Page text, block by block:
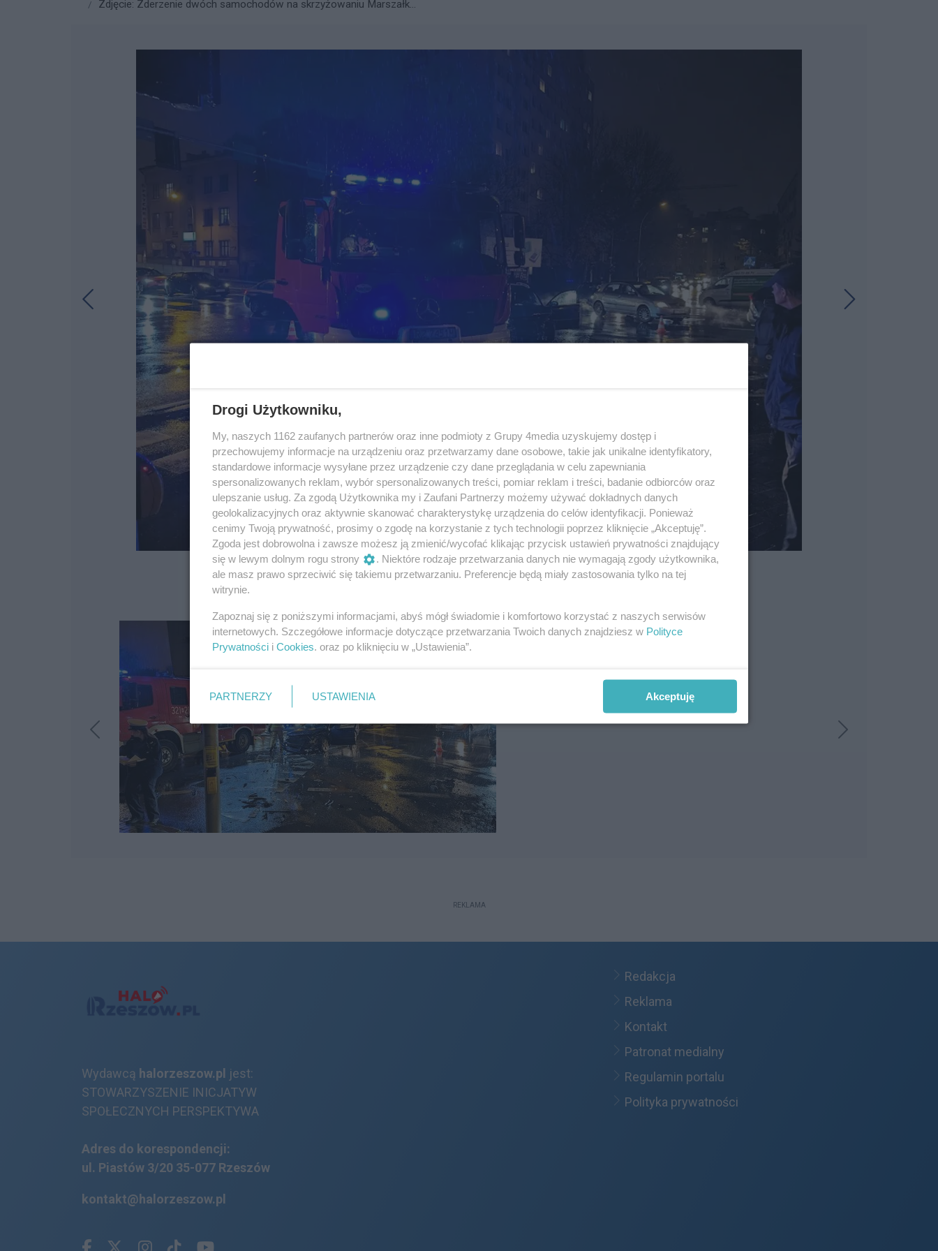
Zdjęcie: Zderzenie dwóch samochodów na skrzyżowaniu Marszałk...
5 / 5
REKLAMA
Wydawcą halorzeszow.pl jest:
STOWARZYSZENIE INICJATYW
SPOŁECZNYCH PERSPEKTYWA
Adres do korespondencji:
ul. Piastów 3/20 35-077 Rzeszów
kontakt@halorzeszow.pl
Redakcja
Reklama
Kontakt
Patronat medialny
Regulamin portalu
Polityka prywatności
Drogi Użytkowniku,
My, naszych 1162 zaufanych partnerów oraz inne podmioty z Grupy 4media uzyskujemy dostęp i
przechowujemy informacje na urządzeniu oraz przetwarzamy dane osobowe, takie jak unikalne identyfikatory,
standardowe informacje wysyłane przez urządzenie czy dane przeglądania w celu zapewniania
spersonalizowanych reklam, wybór spersonalizowanych treści, pomiar reklam i treści, badanie odbiorców oraz
ulepszanie usług. Za zgodą Użytkownika my i Zaufani Partnerzy możemy używać dokładnych danych
geolokalizacyjnych oraz aktywnie skanować charakterystykę urządzenia do celów identyfikacji. Ponieważ
cenimy Twoją prywatność, prosimy o zgodę na korzystanie z tych technologii poprzez kliknięcie „Akceptuję”.
Zgoda jest dobrowolna i zawsze możesz ją zmienić/wycofać klikając przycisk ustawień prywatności znajdujący
się w lewym dolnym rogu strony
. Niektóre rodzaje przetwarzania danych nie wymagają zgody użytkownika,
ale masz prawo sprzeciwić się takiemu przetwarzaniu. Preferencje będą miały zastosowania tylko na tej
witrynie.
Zapoznaj się z poniższymi informacjami, abyś mógł świadomie i komfortowo korzystać z naszych serwisów
internetowych. Szczegółowe informacje dotyczące przetwarzania Twoich danych znajdziesz w Polityce
Prywatności i Cookies. oraz po kliknięciu w „Ustawienia”.
PARTNERZY USTAWIENIA Akceptuję